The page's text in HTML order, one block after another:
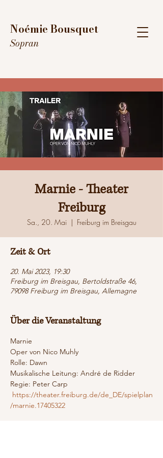
Noémie Bousquet
Sopran
Marnie - Theater
Freiburg
Sa., 20. Mai
  |
Freiburg im Breisgau
Zeit & Ort
20. Mai 2023, 19:30
Freiburg im Breisgau, Bertoldstraße 46,
79098 Freiburg im Breisgau, Allemagne
Über die Veranstaltung
Marnie
Oper von Nico Muhly
Rolle: Dawn
Musikalische Leitung: André de Ridder
Regie: Peter Carp
https://theater.freiburg.de/de_DE/spielplan
/marnie.17405322